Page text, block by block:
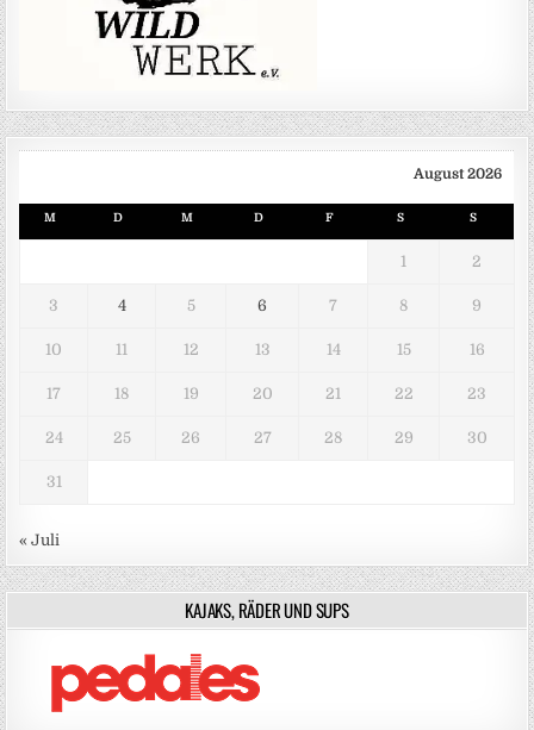
August 2026
M D M D F S S
1 2
3 4 5 6 7 8 9
10 11 12 13 14 15 16
17 18 19 20 21 22 23
24 25 26 27 28 29 30
31
« Juli
KAJAKS, RÄDER UND SUPS